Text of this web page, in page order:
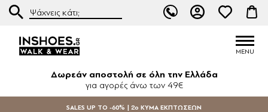
Δωρεάν αποστολή σε όλη την Ελλάδα
για αγορές άνω των 49€
SALES UP TO -60% | 2ο ΚΥΜΑ ΕΚΠΤΩΣΕΩΝ